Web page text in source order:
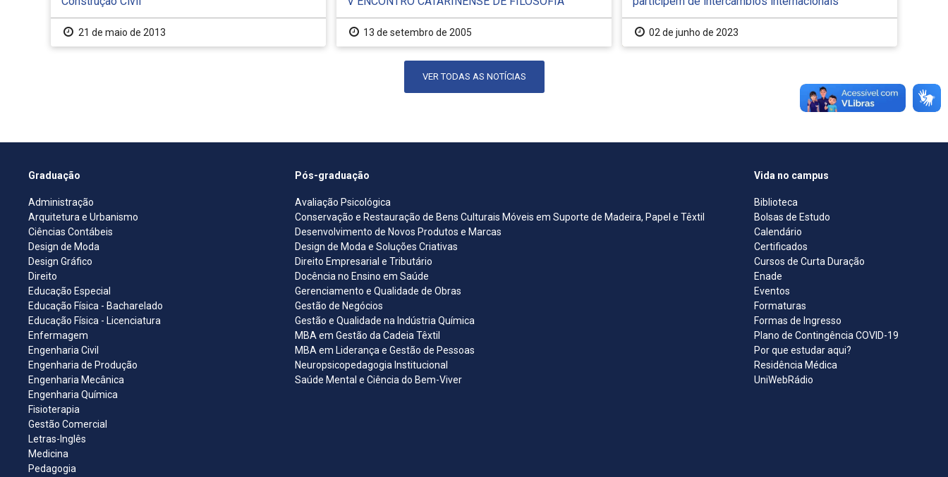
21 de maio de 2013 13 de setembro de 2005 02 de junho de 2023
VER TODAS AS NOTÍCIAS
Graduação
Administração
Arquitetura e Urbanismo
Ciências Contábeis
Design de Moda
Design Gráfico
Direito
Educação Especial
Educação Física - Bacharelado
Educação Física - Licenciatura
Enfermagem
Engenharia Civil
Engenharia de Produção
Engenharia Mecânica
Engenharia Química
Fisioterapia
Gestão Comercial
Letras-Inglês
Medicina
Pedagogia
Pós-graduação
Avaliação Psicológica
Conservação e Restauração de Bens Culturais Móveis em Suporte de Madeira, Papel e Têxtil
Desenvolvimento de Novos Produtos e Marcas
Design de Moda e Soluções Criativas
Direito Empresarial e Tributário
Docência no Ensino em Saúde
Gerenciamento e Qualidade de Obras
Gestão de Negócios
Gestão e Qualidade na Indústria Química
MBA em Gestão da Cadeia Têxtil
MBA em Liderança e Gestão de Pessoas
Neuropsicopedagogia Institucional
Saúde Mental e Ciência do Bem-Viver
Vida no campus
Biblioteca
Bolsas de Estudo
Calendário
Certificados
Cursos de Curta Duração
Enade
Eventos
Formaturas
Formas de Ingresso
Plano de Contingência COVID-19
Por que estudar aqui?
Residência Médica
UniWebRádio